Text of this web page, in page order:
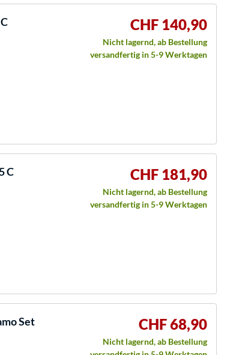
CHF 140,90
Nicht lagernd, ab Bestellung
versandfertig in 5-9 Werktagen
C
CHF 181,90
Nicht lagernd, ab Bestellung
versandfertig in 5-9 Werktagen
Set CHF 68,90
Nicht lagernd, ab Bestellung